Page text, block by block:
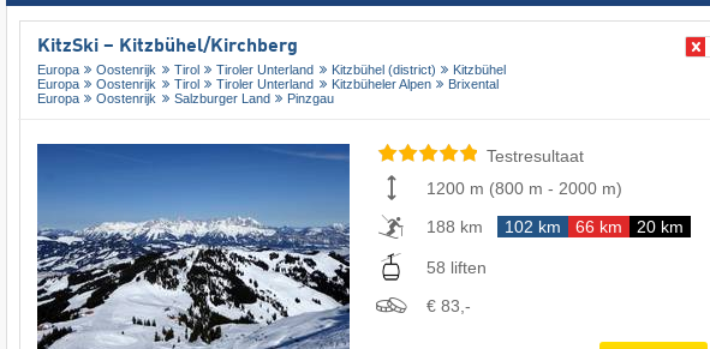
KitzSki – Kitzbühel/​Kirchberg
Europa Oostenrijk Tirol Tiroler Unterland Kitzbühel (district)
Kitzbühel
Europa
Oostenrijk Tirol Tiroler Unterland Kitzbüheler Alpen
Brixental
Europa
Oostenrijk Salzburger Land Pinzgau
Testresultaat
1200 m (800 m - 2000 m)
188 km
102 km 66 km 20 km
58 liften
€ 83,-